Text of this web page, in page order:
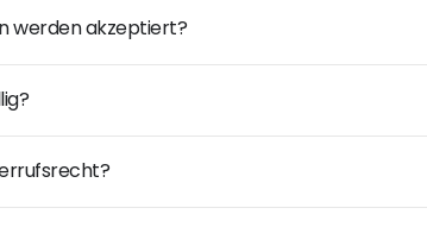
werden akzeptiert?